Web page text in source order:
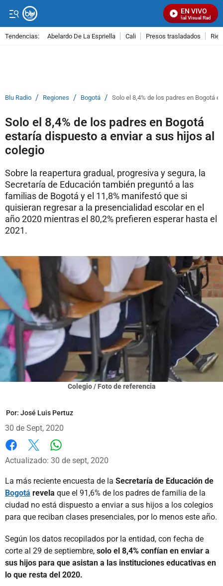
EN VIVO
Señal Visual Radio
Tendencias: Abelardo De La Espriella Cali Presos trasladados
Blu Radio / Regiones / Bogotá / Solo el 8,4% de los padres en Bogotá
Solo el 8,4% de los padres en Bogotá
estaría dispuesto a enviar a sus hijos al
colegio
Sobre la reapertura gradual, progresiva y segura, la
Secretaría de Educación también preguntó a las
familias de Bogotá y el 11,8% manifestó que si
quisieran regresar a la presencialidad escolar en el
año 2020 mientras el 80,2% prefieren esperar hasta el
2021.
Colegio / Foto de referencia
Por: José Luis Pertuz
30 de Sept, 2020
Facebook
X
Actualizado: 30 de sept, 2020
La más reciente encuesta de la Secretaría de Educación de
Bogotá revela que el 91,6% de los padres de familia de la
ciudad no está dispuesto a enviar a sus hijos a los colegios
para que reciban clases presenciales, por lo menos este año.
Según los datos recopilados por la entidad, con fecha de
corte al 29 de septiembre, solo el 8,4% confían en enviar a
sus hijos para que asistan a las instituciones educativas en
lo que resta del 2020.